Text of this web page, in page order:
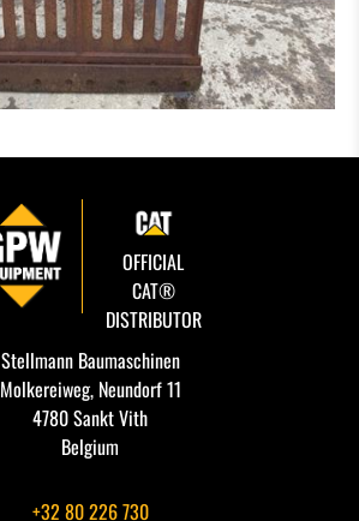
OFFICIAL
CAT®
DISTRIBUTOR
Stellmann Baumaschinen
Molkereiweg, Neundorf 11
4780 Sankt Vith
Belgium
+32 80 226 730